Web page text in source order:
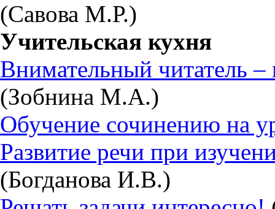
(Савова М.Р.)
Учительская кухня
Внимательный читатель –
(Зобнина М.А.)
Обучение сочинению на
Развитие речи при
(Богданова И.В.)